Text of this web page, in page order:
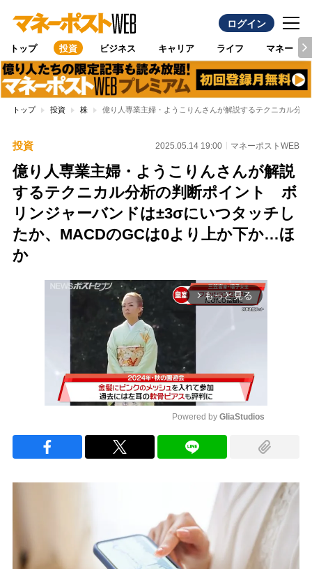
ログイン
トップ 投資 ビジネス キャリア ライフ マネー
トップ 投資 株 億り人専業主婦・ようこりんさんが解説するテクニカル分
投資 2025.05.14 19:00 マネーポストWEB
億り人専業主婦・ようこりんさんが解説
するテクニカル分析の判断ポイント ボ
リンジャーバンドは±3σにいつタッチし
たか、MACDのGCは0より上か下か…ほ
か
arrow_forward_ios もっと見る
Powered by GliaStudios